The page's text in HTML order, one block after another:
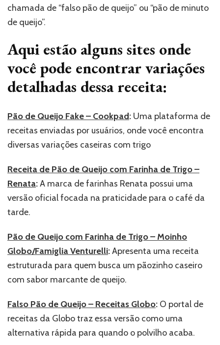
chamada de “falso pão de queijo” ou “pão de minuto
de queijo”.
Aqui estão alguns sites onde
você pode encontrar variações
detalhadas dessa receita:
Pão de Queijo Fake – Cookpad: Uma plataforma de
receitas enviadas por usuários, onde você encontra
diversas variações caseiras com trigo
Receita de Pão de Queijo com Farinha de Trigo –
Renata:A marca de farinhas Renata possui uma
versão oficial focada na praticidade para o café da
tarde.
Pão de Queijo com Farinha de Trigo – Moinho
Globo/Famiglia Venturelli:Apresenta uma receita
estruturada para quem busca um pãozinho caseiro
com sabor marcante de queijo.
Falso Pão de Queijo – Receitas Globo: O portal de
receitas da Globo traz essa versão como uma
alternativa rápida para quando o polvilho acaba.